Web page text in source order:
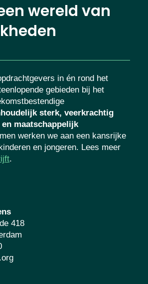
wereld van
in én rond het
gebieden bij het
sterk, veerkrachtig
maatschappelijk
werken we aan een kansrijke
en jongeren. Lees meer
.
418